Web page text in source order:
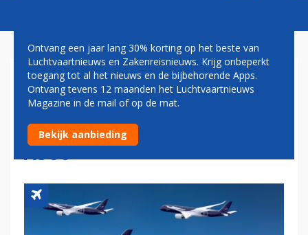
LUFTHANSA STEEKT VLOOT
IN VERJAARDAGSKOSTUUM,
VAN BOEING 747 TOT AIRBUS
A380
Ontvang een jaar lang 30% korting op het beste van
Luchtvaartnieuws en Zakenreisnieuws. Krijg onbeperkt
toegang tot al het nieuws en de bijbehorende Apps.
Ontvang tevens 12 maanden het Luchtvaartnieuws
Magazine in de mail of op de mat.
Bekijk aanbieding